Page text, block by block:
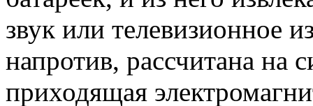
звук или телевизионное
напротив, рассчитана на
приходящая